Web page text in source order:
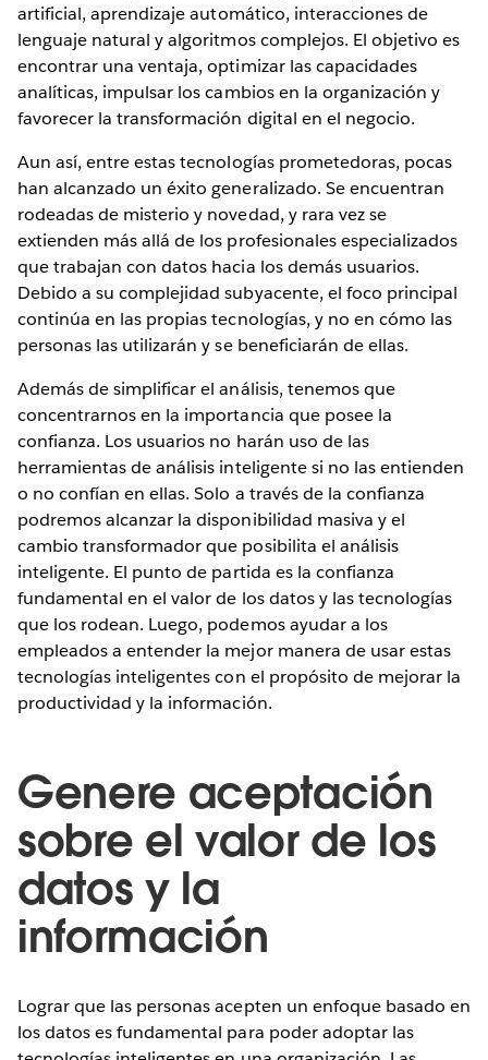
artificial, aprendizaje automático, interacciones de
lenguaje natural y algoritmos complejos. El objetivo es
encontrar una ventaja, optimizar las capacidades
analíticas, impulsar los cambios en la organización y
favorecer la transformación digital en el negocio.
Aun así, entre estas tecnologías prometedoras, pocas
han alcanzado un éxito generalizado. Se encuentran
rodeadas de misterio y novedad, y rara vez se
extienden más allá de los profesionales especializados
que trabajan con datos hacia los demás usuarios.
Debido a su complejidad subyacente, el foco principal
continúa en las propias tecnologías, y no en cómo las
personas las utilizarán y se beneficiarán de ellas.
Además de simplificar el análisis, tenemos que
concentrarnos en la importancia que posee la
confianza. Los usuarios no harán uso de las
herramientas de análisis inteligente si no las entienden
o no confían en ellas. Solo a través de la confianza
podremos alcanzar la disponibilidad masiva y el
cambio transformador que posibilita el análisis
inteligente. El punto de partida es la confianza
fundamental en el valor de los datos y las tecnologías
que los rodean. Luego, podemos ayudar a los
empleados a entender la mejor manera de usar estas
tecnologías inteligentes con el propósito de mejorar la
productividad y la información.
Genere aceptación
sobre el valor de los
datos y la
información
Lograr que las personas acepten un enfoque basado en
los datos es fundamental para poder adoptar las